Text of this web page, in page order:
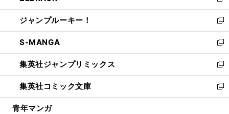
開
く
ウ
で
開
く
ン
ド
ウ
で
開
く
ウ
ィ
ン
ド
ウ
で
開
く
し
い
ウ
ィ
ン
ド
ウ
で
開
ジャンプルーキー！
新
し
い
ウ
ィ
ン
ド
ウ
S-MANGA
新
し
い
ウ
ィ
ン
集英社ジャンプリミックス
新
し
い
ウ
集英社コミック文庫
新
し
青年マンガ